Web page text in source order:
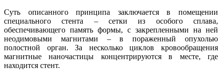
Суть описанного принципа заключается в помещении
специального стента – сетки из особого сплава,
обеспечивающего память формы, с закрепленными на ней
неодимовыми магнитами – в пораженный опухолью
полостной орган. За несколько циклов кровообращения
магнитные наночастицы концентрируются в месте, где
находится стент.